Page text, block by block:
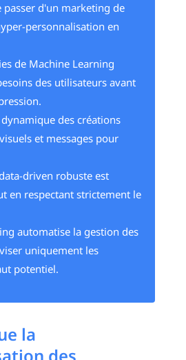
passer d'un marketing de
personnalisation en
de Machine Learning
des utilisateurs avant
des créations
et messages pour
driven robuste est
en respectant strictement le
automatise la gestion des
uniquement les
potentiel.
la